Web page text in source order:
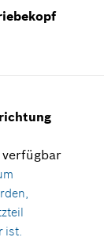
Warenkorb
MwSt
Warenkorb
Preisempfehlung
MwSt
Warenkorb
zeigen
zeigen
ist.